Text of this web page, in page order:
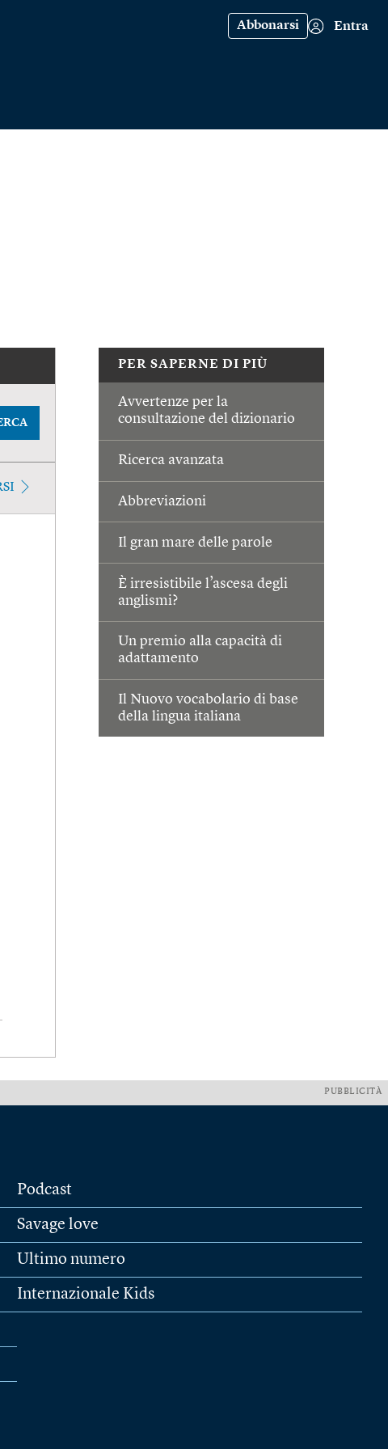
Abbonarsi Entra
PER SAPERNE DI PIÙ
Avvertenze per la
consultazione del dizionario
Ricerca avanzata
Abbreviazioni
Il gran mare delle parole
È irresistibile l’ascesa degli
anglismi?
Un premio alla capacità di
adattamento
Il Nuovo vocabolario di base
della lingua italiana
PUBBLICITÀ
Podcast
Savage love
Ultimo numero
Internazionale Kids